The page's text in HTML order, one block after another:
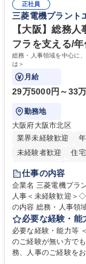
ルプロデュースして
す。 募集職種 東京都中央区【営業事務・貿易事務】食品商社/残業少なめ/
リモート等相談可
の強み】1991年の設
ズに沿った冷凍水産
自社工場と海外拠点
みです。 学歴
正社員
三菱電機プラント
【大阪】総務
フラを支える/
総務・人事領域を中心に
は＞
月給
29万5000円～33
勤務地
大阪府大阪市北区
業界未経験歓迎
未経験者歓迎
住
退職金あり
駅近5分以内
土日
仕事の内容
企業名 三菱電機プラントエン
人事＜未経験歓迎＞◇
の内容 総務・人事領
します。 ＜具体的には＞ ・総務/人事労務（給与・社保・勤
・採用・教育研修 ・
採用や教育等の業務
出張もございます。
必要な経験・能
必要な経験・能力等
のご経験が無い方で
務、人事のご経験をお持ちの方（